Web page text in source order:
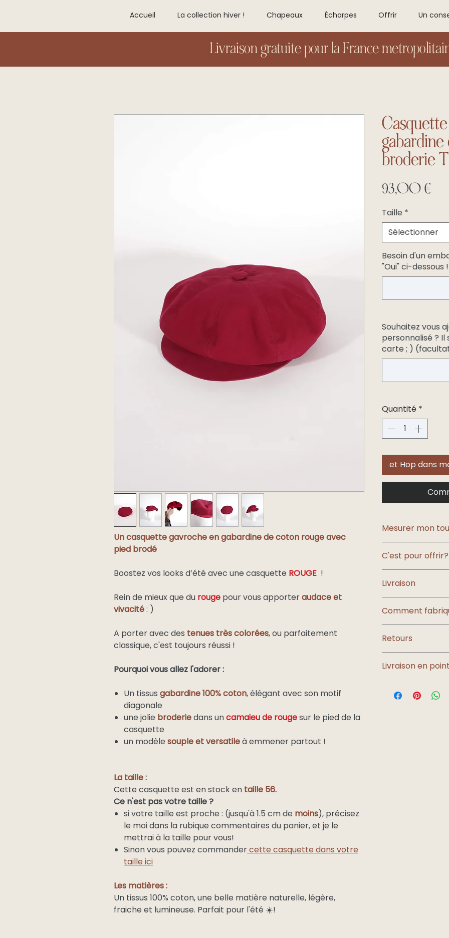
Accueil La collection hiver ! Chapeaux Écharpes Offrir Un
Livraison gratuite pour la France
Un casquette gavroche en gabardine de coton rouge avec
pied brodé
Boostez vos looks d’été avec une casquette ROUGE !
Rein de mieux que du rouge pour vous apporteraudace et
vivacité: )
A porter avec des tenues très colorées, ou parfaitement
classique, c'est toujours réussi !
Pourquoi vous allez l'adorer :
Un tissus gabardine 100% coton, élégant avec son motif
diagonale
une jolie broderiedans uncamaieu de rougesur le pied de la
casquette
un modèle souple et versatileà emmener partout !
La taille :
Cette casquette est en stock en taille 56.
Ce n'est pas votre taille ?
si votre taille est proche : (jusqu'à 1.5 cm de moins), précisez
le moi dans la rubique commentaires du panier, et je le
mettrai à la taille pour vous!
Sinon vous pouvez commandercette casquette dans votre
taille ici
Les matières :
Un tissus 100% coton, une belle matière naturelle, légère,
fraiche et lumineuse. Parfait pour l'été ☀️!
gabardine
broderie
93,00 €
Taille *
Sélectionner
Besoin d'un
"Oui" ci-
Souhaitez vous
personnalisé ? Il
carte ; )
Quantité *
et Hop dans
Mesurer mon
Mais comment
tête?
C'est pour offrir?
découvrez les
Livraison
signature.
La livraison est
métropolitaine ; )
Destination
France
métropolitain
Comment
cette casquette?
Rendez-vous sur
Retours
article (non porté
de port retours
Livraison en
livraison en point